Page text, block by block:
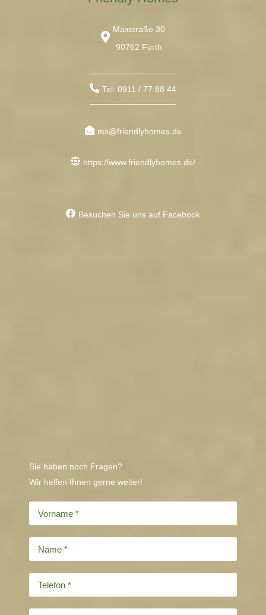
Maxstraße 30
90762 Fürth
Tel: 0911 / 77 88 44
ms@friendlyhomes.de
https://www.friendlyhomes.de/
Besuchen Sie uns auf Facebook
Sie haben noch Fragen?
Wir helfen Ihnen gerne weiter!